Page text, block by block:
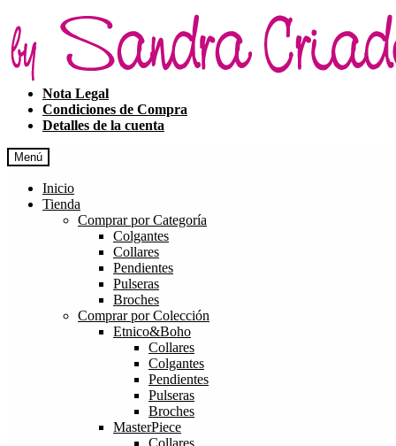
la
navegación
al
contenido
Nota Legal
Condiciones de Compra
Detalles de la cuenta
Menú
Inicio
Tienda
Comprar por Categoría
Colgantes
Collares
Pendientes
Pulseras
Broches
Comprar por Colección
Etnico&Boho
Collares
Colgantes
Pendientes
Pulseras
Broches
MasterPiece
Collares